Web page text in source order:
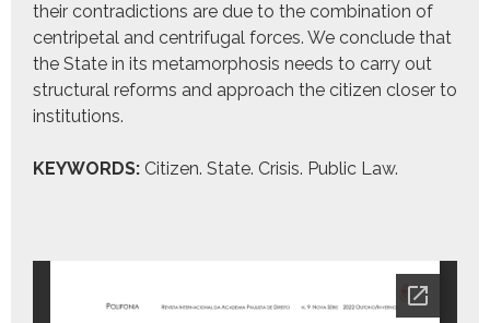
their con­tra­dic­tions are due to the com­bi­na­tion of
cen­tripetal and cen­trifu­gal forces. We con­clude that
the State in its meta­mor­pho­sis needs to car­ry out
struc­tur­al reforms and approach the cit­i­zen clos­er to
insti­tu­tions.
KEYWORDS: Cit­i­zen. State. Cri­sis. Pub­lic Law.